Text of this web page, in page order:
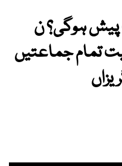
پیش ہوگی؟ ن
تمام جماعتیں